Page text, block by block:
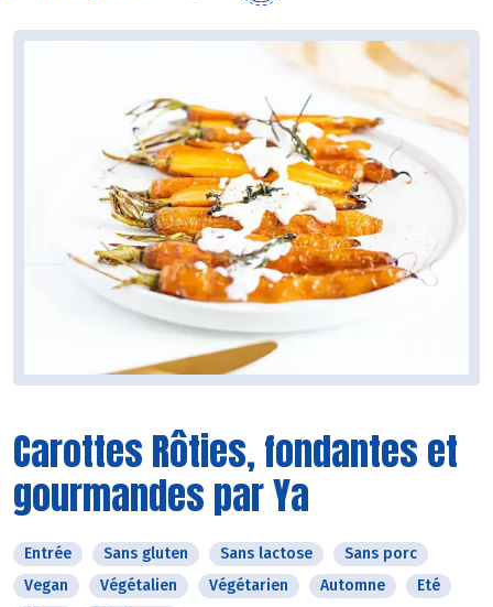
Carottes Rôties, fondantes et
gourmandes par Ya
Entrée Sans gluten Sans lactose
Sans porc
Vegan
Végétalien Végétarien Automne
Eté